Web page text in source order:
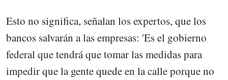
Esto no significa, señalan los expertos, que los
bancos salvarán a las empresas: 'Es el gobierno
federal que tendrá que tomar las medidas para
impedir que la gente quede en la calle porque no